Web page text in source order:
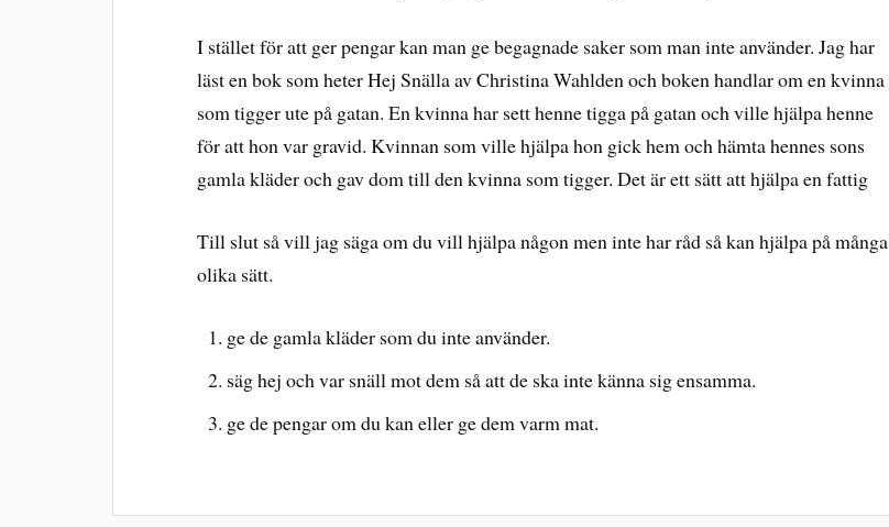
I stället för att ger pengar kan man ge begagnade saker som man inte använder. Jag har
läst en bok som heter Hej Snälla av Christina Wahlden och boken handlar om en kvinna
som tigger ute på gatan. En kvinna har sett henne tigga på gatan och ville hjälpa henne
för att hon var gravid. Kvinnan som ville hjälpa hon gick hem och hämta hennes sons
gamla kläder och gav dom till den kvinna som tigger. Det är ett sätt att hjälpa en fattig
Till slut så vill jag säga om du vill hjälpa någon men inte har råd så kan hjälpa på många
olika sätt.
ge de gamla kläder som du inte använder.
säg hej och var snäll mot dem så att de ska inte känna sig ensamma.
ge de pengar om du kan eller ge dem varm mat.